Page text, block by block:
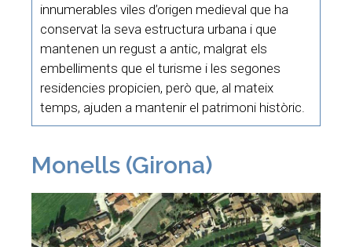
innumerables viles d’origen medieval que ha
conservat la seva estructura urbana i que
mantenen un regust a antic, malgrat els
embelliments que el turisme i les segones
residencies propicien, però que, al mateix
temps, ajuden a mantenir el patrimoni històric.
Monells (Girona)